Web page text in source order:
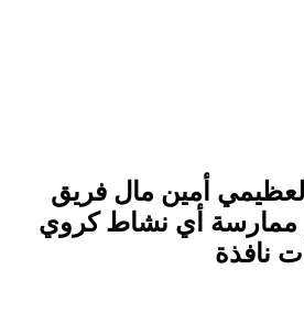
أمين مال فريق
ممارسة أي نشاط كروي
نافذة